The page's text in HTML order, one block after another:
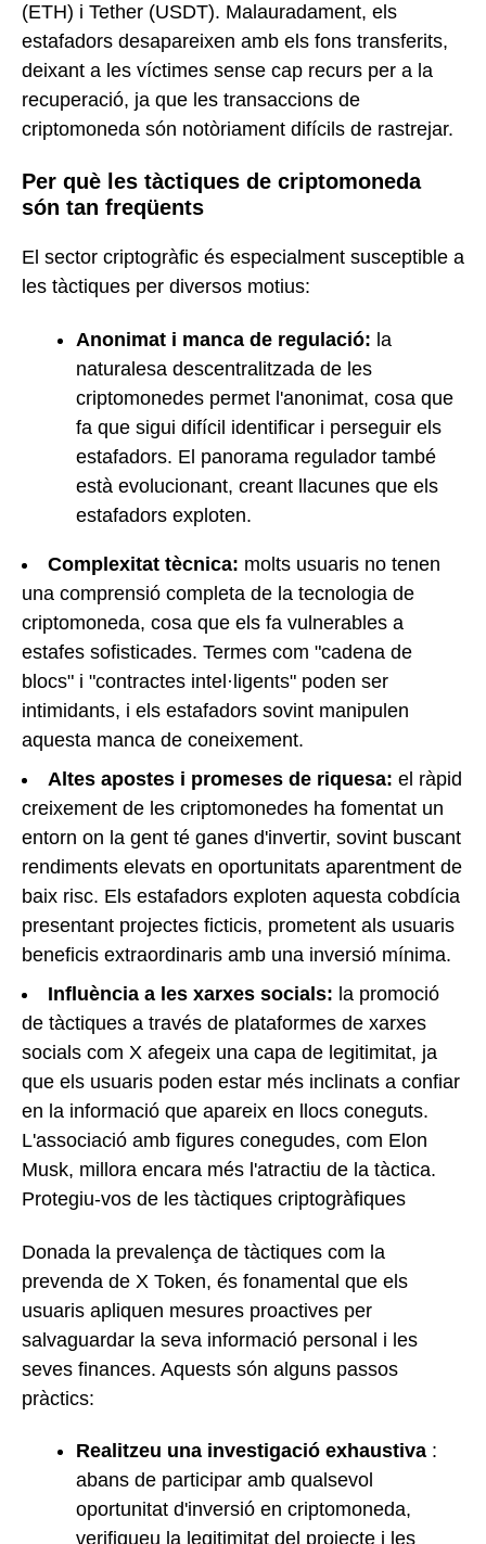
(ETH) i Tether (USDT). Malauradament, els
estafadors desapareixen amb els fons transferits,
deixant a les víctimes sense cap recurs per a la
recuperació, ja que les transaccions de
criptomoneda són notòriament difícils de rastrejar.
Per què les tàctiques de criptomoneda
són tan freqüents
El sector criptogràfic és especialment susceptible a
les tàctiques per diversos motius:
Anonimat i manca de regulació: la
naturalesa descentralitzada de les
criptomonedes permet l'anonimat, cosa que
fa que sigui difícil identificar i perseguir els
estafadors. El panorama regulador també
està evolucionant, creant llacunes que els
estafadors exploten.
Complexitat tècnica: molts usuaris no tenen
una comprensió completa de la tecnologia de
criptomoneda, cosa que els fa vulnerables a
estafes sofisticades. Termes com "cadena de
blocs" i "contractes intel·ligents" poden ser
intimidants, i els estafadors sovint manipulen
aquesta manca de coneixement.
Altes apostes i promeses de riquesa: el ràpid
creixement de les criptomonedes ha fomentat un
entorn on la gent té ganes d'invertir, sovint buscant
rendiments elevats en oportunitats aparentment de
baix risc. Els estafadors exploten aquesta cobdícia
presentant projectes ficticis, prometent als usuaris
beneficis extraordinaris amb una inversió mínima.
Influència a les xarxes socials: la promoció
de tàctiques a través de plataformes de xarxes
socials com X afegeix una capa de legitimitat, ja
que els usuaris poden estar més inclinats a confiar
en la informació que apareix en llocs coneguts.
L'associació amb figures conegudes, com Elon
Musk, millora encara més l'atractiu de la tàctica.
Protegiu-vos de les tàctiques criptogràfiques
Donada la prevalença de tàctiques com la
prevenda de X Token, és fonamental que els
usuaris apliquen mesures proactives per
salvaguardar la seva informació personal i les
seves finances. Aquests són alguns passos
pràctics:
Realitzeu una investigació exhaustiva :
abans de participar amb qualsevol
oportunitat d'inversió en criptomoneda,
verifiqueu la legitimitat del projecte i les